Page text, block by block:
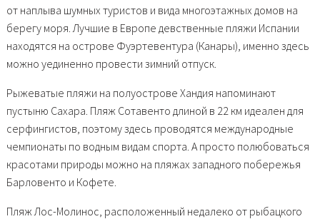
от наплыва шумных туристов и вида многоэтажных домов на
берегу моря. Лучшие в Европе девственные пляжи Испании
находятся на острове Фуэртевентура (Канары), именно здесь
можно уединенно провести зимний отпуск.
Рыжеватые пляжи на полуострове Хандия напоминают
пустыню Сахара. Пляж Сотавенто длиной в 22 км идеален для
серфингистов , поэтому здесь проводятся международные
чемпионаты по водным видам спорта. А просто полюбоваться
красотами природы можно на пляжах западного побережья
Барловенто и Кофете.
Пляж Лос-Молинос, расположенный недалеко от рыбацкого